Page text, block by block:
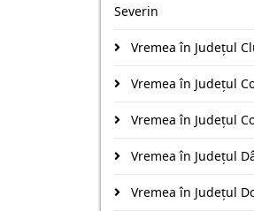
Severin
Vremea în Județul
Vremea în Județul
Vremea în Județul
Vremea în Județul
Vremea în Județul